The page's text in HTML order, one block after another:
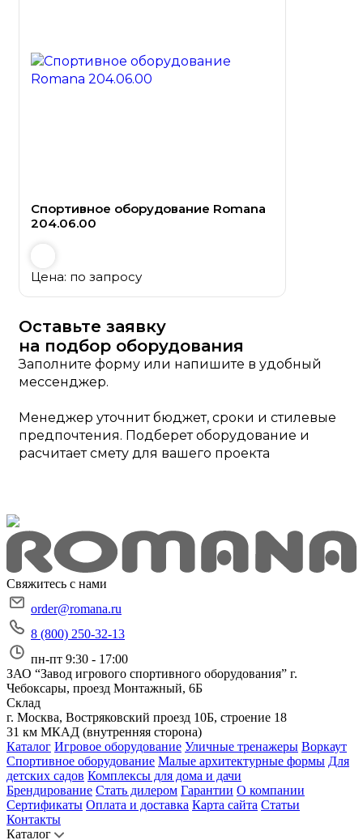
Спортивное оборудование Romana
204.06.00
Цена: по запросу
Оставьте заявку
на подбор оборудования
Заполните форму или напишите в удобный
мессенджер.
Менеджер уточнит бюджет, сроки и стилевые
предпочтения. Подберет оборудование и
расчитает смету для вашего проекта
Свяжитесь с нами
order@romana.ru
8 (800) 250-32-13
пн-пт 9:30 - 17:00
ЗАО “Завод игрового спортивного оборудования” г.
Чебоксары, проезд Монтажный, 6Б
Склад
г. Москва, Востряковский проезд 10Б, строение 18
31 км МКАД (внутренняя сторона)
Каталог Игровое оборудование Уличные тренажеры Воркаут
Спортивное оборудование Малые архитектурные формы Для
детских садов Комплексы для дома и дачи
Брендирование Стать дилером Гарантии О компании
Сертификаты Оплата и доставка Карта сайта Статьи
Контакты
Каталог